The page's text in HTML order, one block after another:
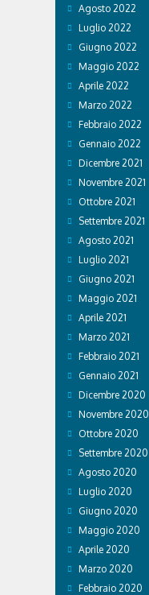
Agosto 2022
Luglio 2022
Giugno 2022
Maggio 2022
Aprile 2022
Marzo 2022
Febbraio 2022
Gennaio 2022
Dicembre 2021
Novembre 2021
Ottobre 2021
Settembre 2021
Agosto 2021
Luglio 2021
Giugno 2021
Maggio 2021
Aprile 2021
Marzo 2021
Febbraio 2021
Gennaio 2021
Dicembre 2020
Novembre 2020
Ottobre 2020
Settembre 2020
Agosto 2020
Luglio 2020
Giugno 2020
Maggio 2020
Aprile 2020
Marzo 2020
Febbraio 2020